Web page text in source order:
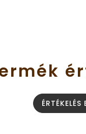
ÉRTÉKELÉS